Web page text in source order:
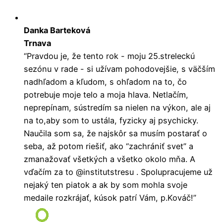
Danka Barteková
Trnava
“Pravdou je, že tento rok - moju 25.streleckú
sezónu v rade - si užívam pohodovejšie, s väčším
nadhľadom a kľudom, s ohľadom na to, čo
potrebuje moje telo a moja hlava. Netlačím,
neprepínam, sústredím sa nielen na výkon, ale aj
na to,aby som to ustála, fyzicky aj psychicky.
Naučila som sa, že najskôr sa musím postarať o
seba, až potom riešiť, ako “zachrániť svet” a
zmanažovať všetkých a všetko okolo mňa. A
vďačím za to @institutstresu . Spolupracujeme už
nejaký ten piatok a ak by som mohla svoje
medaile rozkrájať, kúsok patrí Vám, p.Kováč!”